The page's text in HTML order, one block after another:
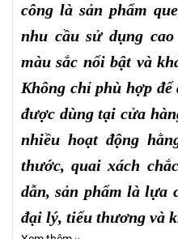
công là sản phẩm
nhu cầu sử dụng
màu sắc nổi bật và
Không chỉ phù hợp
được dùng tại cửa
nhiều hoạt động
thước, quai xách
dẫn, sản phẩm là lựa
đại lý, tiểu thương và